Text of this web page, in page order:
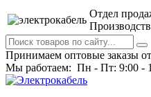
Отдел
Принимаем оптовые заказы
Мы работаем: Пн - Пт: 9:00 -